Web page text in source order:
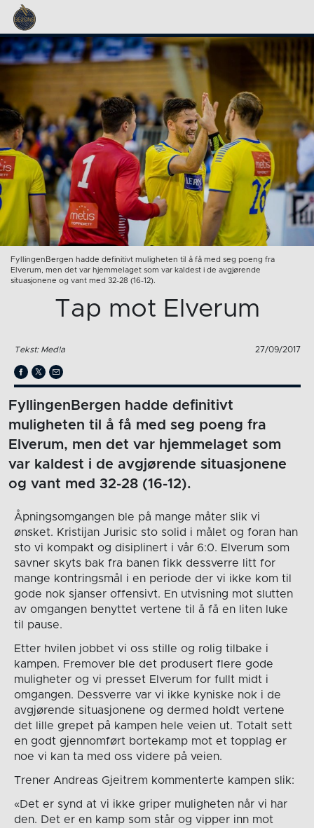
FyllingenBergen hadde definitivt muligheten til å få med seg poeng fra
Elverum, men det var hjemmelaget som var kaldest i de avgjørende
situasjonene og vant med 32-28 (16-12).
Tap mot Elverum
Tekst: Med!a 27/09/2017
FyllingenBergen hadde definitivt
muligheten til å få med seg poeng fra
Elverum, men det var hjemmelaget som
var kaldest i de avgjørende situasjonene
og vant med 32-28 (16-12).
Åpningsomgangen ble på mange måter slik vi
ønsket. Kristijan Jurisic sto solid i målet og foran han
sto vi kompakt og disiplinert i vår 6:0. Elverum som
savner skyts bak fra banen fikk dessverre litt for
mange kontringsmål i en periode der vi ikke kom til
gode nok sjanser offensivt. En utvisning mot slutten
av omgangen benyttet vertene til å få en liten luke
til pause.
Etter hvilen jobbet vi oss stille og rolig tilbake i
kampen. Fremover ble det produsert flere gode
muligheter og vi presset Elverum for fullt midt i
omgangen. Dessverre var vi ikke kyniske nok i de
avgjørende situasjonene og dermed holdt vertene
det lille grepet på kampen hele veien ut. Totalt sett
en godt gjennomført bortekamp mot et topplag er
noe vi kan ta med oss videre på veien.
Trener Andreas Gjeitrem kommenterte kampen slik:
«Det er synd at vi ikke griper muligheten når vi har
den. Det er en kamp som står og vipper inn mot